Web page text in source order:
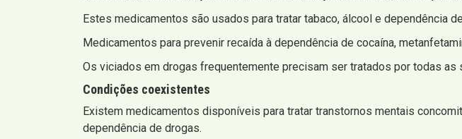
Estes medicamentos são usados ​​para tratar tabaco, álcool e dependência
Medicamentos para prevenir recaída à dependência de cocaína,
Os viciados em drogas frequentemente precisam ser tratados por todas as
Condições coexistentes
Existem medicamentos disponíveis para tratar transtornos mentais
dependência de drogas.